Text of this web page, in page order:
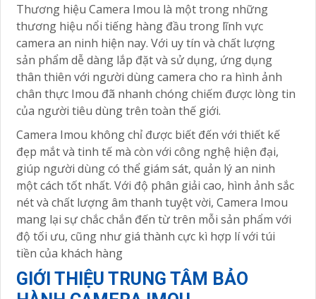
Thương hiệu Camera Imou là một trong những
thương hiệu nổi tiếng hàng đầu trong lĩnh vực
camera an ninh hiện nay. Với uy tín và chất lượng
sản phẩm dễ dàng lắp đặt và sử dụng, ứng dụng
thân thiên với người dùng camera cho ra hình ảnh
chân thực Imou đã nhanh chóng chiếm được lòng tin
của người tiêu dùng trên toàn thế giới.
Camera Imou không chỉ được biết đến với thiết kế
đẹp mắt và tinh tế mà còn với công nghệ hiện đại,
giúp người dùng có thể giám sát, quản lý an ninh
một cách tốt nhất. Với độ phân giải cao, hình ảnh sắc
nét và chất lượng âm thanh tuyệt vời, Camera Imou
mang lại sự chắc chắn đến từ trên mỗi sản phẩm với
độ tối ưu, cũng như giá thành cực kì hợp lí với túi
tiền của khách hàng
GIỚI THIỆU TRUNG TÂM BẢO